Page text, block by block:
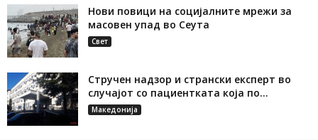
Нови повици на социјалните мрежи за
масовен упад во Сеута
Свет
Стручен надзор и странски експерт во
случајот со пациентката која по...
Македонија